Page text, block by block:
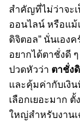
สำคัญที่ไม่ว่าจะ
ออนไลน์ หรือแม้
ดิจิตอล” นั่นเอง
อยากได้ตาชั่งดี
ปวดหัวว่า ตาชั่ง
และคุ้มค่ากับเงิ
เลือกเยอะมาก
ใหญ่สำหรับงานเ